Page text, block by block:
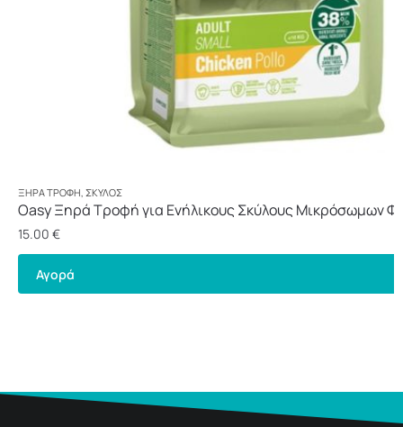
ΞΗΡΆ ΤΡΟΦΉ, ΣΚΎΛΟΣ
Oasy Ξηρά Τροφή για Ενήλικους Σκύλους Μικρόσωμων
Κοτόπουλο 3kg
15.00 €
Αγορά